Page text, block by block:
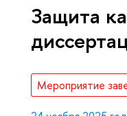
Защита
Мероприятие